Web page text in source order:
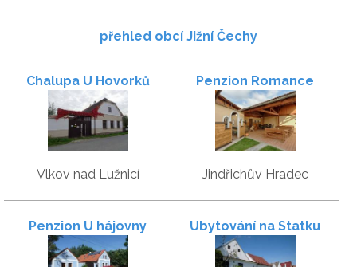
přehled obcí Jižní Čechy
Chalupa U Hovorků
Vlkov nad Lužnicí
Penzion Romance
Jindřichův Hradec
Penzion U hájovny Ubytování na Statku